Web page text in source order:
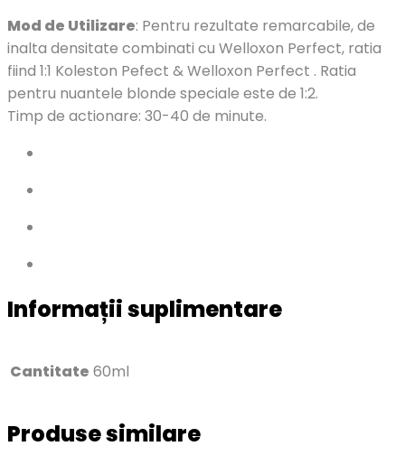
Mod de Utilizare: Pentru rezultate remarcabile, de
inalta densitate combinati cu Welloxon Perfect, ratia
fiind 1:1 Koleston Pefect & Welloxon Perfect . Ratia
pentru nuantele blonde speciale este de 1:2.
Timp de actionare: 30-40 de minute.
Informații suplimentare
Cantitate 60ml
Produse similare